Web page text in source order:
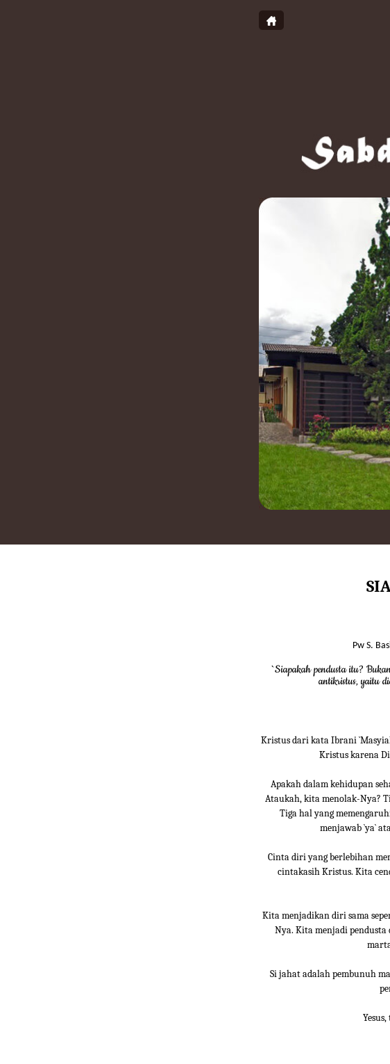
Pw S.
`Siapakah pendusta itu?
antikristus, yaitu
Kristus dari kata Ibrani
Kristus karena
Apakah dalam kehidupan
Ataukah, kita menolak-Nya?
Tiga hal yang
menjawab `ya`
Cinta diri yang berlebihan
cintakasih Kristus. Kita
Kita menjadikan diri sama
Nya. Kita menjadi
Si jahat adalah pembunuh